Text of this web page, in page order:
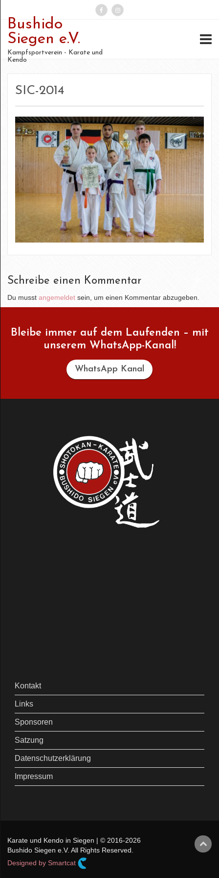
Suchen
nach:
Bushido
Siegen e.V.
Kampfsportverein - Karate und
Kendo
SIC-2014
Schreibe einen Kommentar
Du musst angemeldet sein, um einen Kommentar abzugeben.
Bleibe immer auf dem Laufenden – mit
unserem WhatsApp-Kanal!
WhatsApp Kanal
Kontakt
Links
Sponsoren
Satzung
Datenschutzerklärung
Impressum
Karate und Kendo in Siegen | © 2016-2026
Bushido Siegen e.V. All Rights Reserved.
Designed by Smartcat